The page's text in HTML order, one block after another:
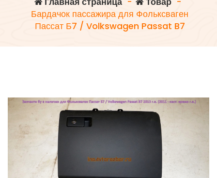
Бардачок пассажира для Фольксваген
Пассат Б7 / Volkswagen Passat B7